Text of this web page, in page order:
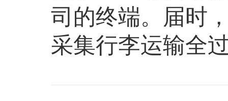
司的终端。届时
采集行李运输全